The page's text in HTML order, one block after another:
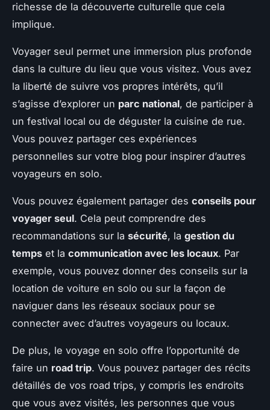
richesse de la découverte culturelle que cela
implique.
Voyager seul permet une immersion plus profonde
dans la culture du lieu que vous visitez. Vous avez
la liberté de suivre vos propres intérêts, qu’il
s’agisse d’explorer un parc national, de participer à
un festival local ou de déguster la cuisine de rue.
Vous pouvez partager ces expériences
personnelles sur votre blog pour inspirer d’autres
voyageurs en solo.
Vous pouvez également partager des conseils pour
voyager seul. Cela peut comprendre des
recommandations sur la sécurité, la gestion du
temps et la communication avec les locaux. Par
exemple, vous pouvez donner des conseils sur la
location de voiture en solo ou sur la façon de
naviguer dans les réseaux sociaux pour se
connecter avec d’autres voyageurs ou locaux.
De plus, le voyage en solo offre l’opportunité de
faire un road trip. Vous pouvez partager des récits
détaillés de vos road trips, y compris les endroits
que vous avez visités, les personnes que vous